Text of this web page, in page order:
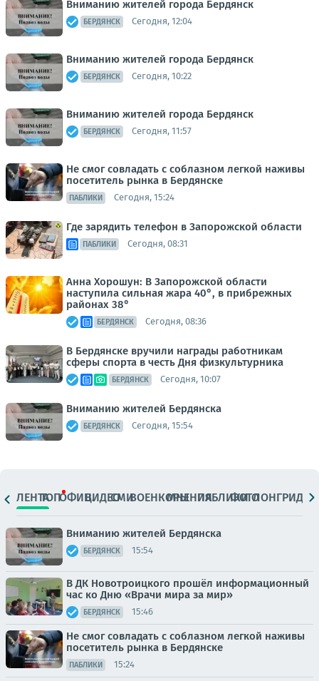
Вниманию жителей города Бердянск
БЕРДЯНСК Сегодня, 12:04
Вниманию жителей города Бердянск
БЕРДЯНСК Сегодня, 10:22
Вниманию жителей города Бердянск
БЕРДЯНСК Сегодня, 11:57
Не смог совладать с соблазном легкой наживы
посетитель рынка в Бердянске
ПАБЛИКИ Сегодня, 15:24
Где зарядить телефон в Запорожской области
ПАБЛИКИ Сегодня, 08:31
Анна Хорошун: В Запорожской области
наступила сильная жара 40°, в прибрежных
районах 38°
БЕРДЯНСК Сегодня, 08:36
В Бердянске вручили награды работникам
сферы спорта в честь Дня физкультурника
БЕРДЯНСК Сегодня, 10:07
Вниманию жителей Бердянска
БЕРДЯНСК Сегодня, 15:54
ЛЕНТАТОПОФИЦ.ВИДЕОСМИВОЕНКОРЫМНЕНИЯПАБЛИКИ
ФОТОЛОНГРИДЫ
Вниманию жителей Бердянска
БЕРДЯНСК 15:54
В ДК Новотроицкого прошёл информационный
час ко Дню «Врачи мира за мир»
БЕРДЯНСК 15:46
Не смог совладать с соблазном легкой наживы
посетитель рынка в Бердянске
ПАБЛИКИ 15:24